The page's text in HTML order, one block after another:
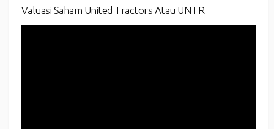
Valuasi Saham United Tractors Atau UNTR